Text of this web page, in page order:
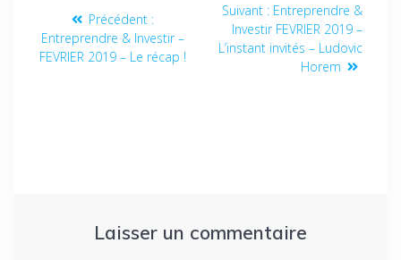
Précédent :
Entreprendre & Investir –
FEVRIER 2019 – Le récap !
Suivant : Entreprendre &
Investir FEVRIER 2019 –
L’instant invités – Ludovic
Horem
Laisser un commentaire